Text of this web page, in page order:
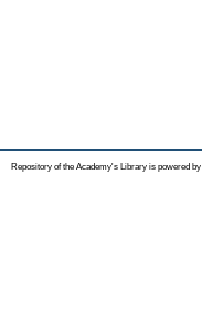
Repository of the Academy's Library is powered by